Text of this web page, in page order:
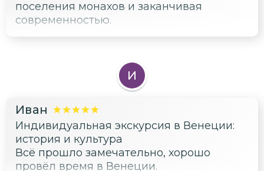
поселения монахов и заканчивая
современностью.
И
Иван
Индивидуальная экскурсия в Венеции:
история и культура
Всё прошло замечательно, хорошо
провёл время в Венеции.